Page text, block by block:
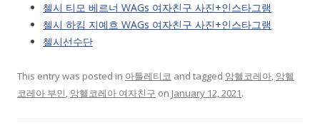
첼시 티모 베르너 WAGs 여자친구 사진+인스타그램
첼시 하킴 지예흐 WAGs 여자친구 사진+인스타그램
첼시선수단
This entry was posted in 아틀레티코 and tagged 앙헬코레아, 앙헬
코레아 부인, 앙헬코레아 여자친구 on January 12, 2021.